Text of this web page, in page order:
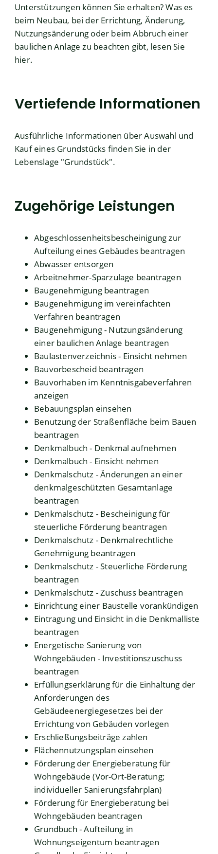
Unterstützungen können Sie erhalten? Was es
beim Neubau, bei der Errichtung, Änderung,
Nutzungsänderung oder beim Abbruch einer
baulichen Anlage zu beachten gibt, lesen Sie
hier.
Vertiefende Informationen
Ausführliche Informationen über Auswahl und
Kauf eines Grundstücks finden Sie in der
Lebenslage "Grundstück".
Zugehörige Leistungen
Abgeschlossenheitsbescheinigung zur
Aufteilung eines Gebäudes beantragen
Abwasser entsorgen
Arbeitnehmer-Sparzulage beantragen
Baugenehmigung beantragen
Baugenehmigung im vereinfachten
Verfahren beantragen
Baugenehmigung - Nutzungsänderung
einer baulichen Anlage beantragen
Baulastenverzeichnis - Einsicht nehmen
Bauvorbescheid beantragen
Bauvorhaben im Kenntnisgabeverfahren
anzeigen
Bebauungsplan einsehen
Benutzung der Straßenfläche beim Bauen
beantragen
Denkmalbuch - Denkmal aufnehmen
Denkmalbuch - Einsicht nehmen
Denkmalschutz - Änderungen an einer
denkmalgeschützten Gesamtanlage
beantragen
Denkmalschutz - Bescheinigung für
steuerliche Förderung beantragen
Denkmalschutz - Denkmalrechtliche
Genehmigung beantragen
Denkmalschutz - Steuerliche Förderung
beantragen
Denkmalschutz - Zuschuss beantragen
Einrichtung einer Baustelle vorankündigen
Eintragung und Einsicht in die Denkmalliste
beantragen
Energetische Sanierung von
Wohngebäuden - Investitionszuschuss
beantragen
Erfüllungserklärung für die Einhaltung der
Anforderungen des
Gebäudeenergiegesetzes bei der
Errichtung von Gebäuden vorlegen
Erschließungsbeiträge zahlen
Flächennutzungsplan einsehen
Förderung der Energieberatung für
Wohngebäude (Vor-Ort-Beratung;
individueller Sanierungsfahrplan)
Förderung für Energieberatung bei
Wohngebäuden beantragen
Grundbuch - Aufteilung in
Wohnungseigentum beantragen